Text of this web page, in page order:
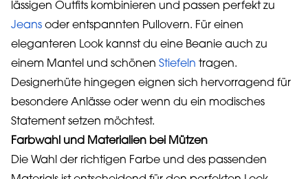
lässigen Outfits kombinieren und passen perfekt zu
Jeans oder entspannten Pullovern. Für einen
eleganteren Look kannst du eine Beanie auch zu
einem Mantel und schönen Stiefeln tragen.
Designerhüte hingegen eignen sich hervorragend für
besondere Anlässe oder wenn du ein modisches
Statement setzen möchtest.
Farbwahl und Materialien bei Mützen
Die Wahl der richtigen Farbe und des passenden